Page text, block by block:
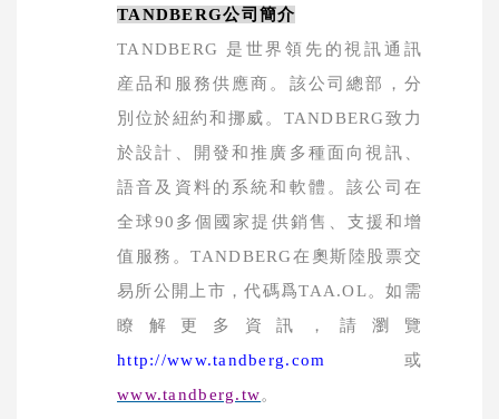
TANDBERG公司簡介
TANDBERG 是世界領先的視訊通訊
産品和服務供應商。該公司總部，分
別位於紐約和挪威。 TANDBERG致力
於設計、開發和推廣多種面向視訊、
語音及資料的系統和軟體。該公司在
全球90 多個國家提供銷售、支援和增
值服務。TANDBERG在奧斯陸股票交
易所公開上市，代碼爲TAA.OL。如需
瞭解更多資訊，請瀏覽
http://www.tandberg.com
或
www.tandberg.tw。